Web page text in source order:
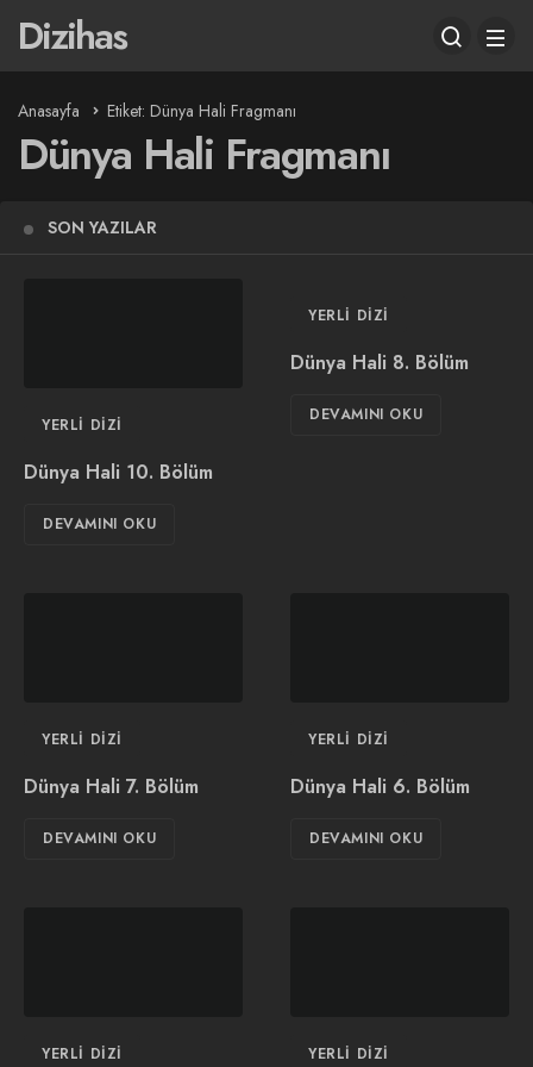
Dizihas
Anasayfa Etiket: Dünya Hali Fragmanı
Dünya Hali Fragmanı
SON YAZILAR
YERLI DIZI
Dünya Hali 10. Bölüm
DEVAMINI OKU
YERLI DIZI
Dünya Hali 8. Bölüm
DEVAMINI OKU
YERLI DIZI
Dünya Hali 7. Bölüm
DEVAMINI OKU
YERLI DIZI
Dünya Hali 6. Bölüm
DEVAMINI OKU
YERLI DIZI YERLI DIZI